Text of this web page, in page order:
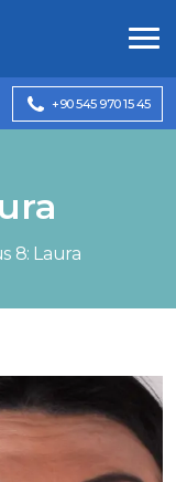
+90 545 970 15 45
8: Laura